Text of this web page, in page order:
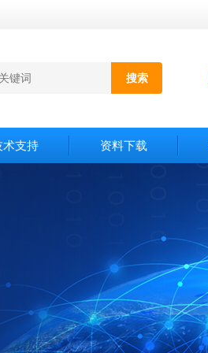
术支持 资料下载